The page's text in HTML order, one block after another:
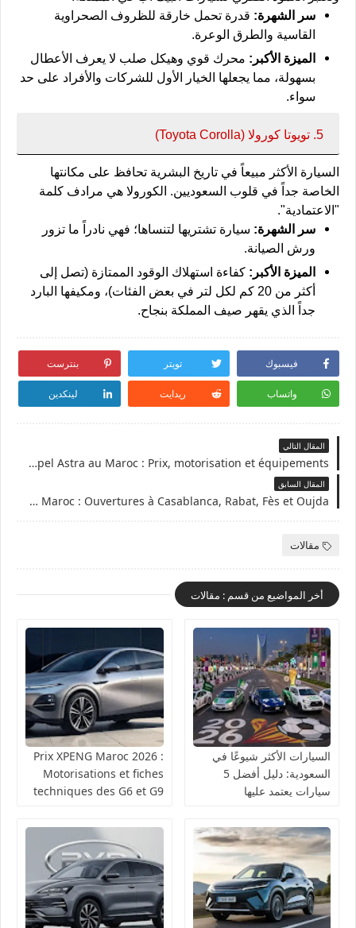
سر الشهرة: قدرة تحمل خارقة للظروف الصحراوية
القاسية والطرق الوعرة.
الميزة الأكبر: محرك قوي وهيكل صلب لا يعرف الأعطال
بسهولة، مما يجعلها الخيار الأول للشركات والأفراد على حد
سواء.
5. تويوتا كورولا (Toyota Corolla)
السيارة الأكثر مبيعاً في تاريخ البشرية تحافظ على مكانتها
الخاصة جداً في قلوب السعوديين. الكورولا هي مرادف كلمة
"الاعتمادية".
سر الشهرة: سيارة تشتريها لتنساها؛ فهي نادراً ما تزور
ورش الصيانة.
الميزة الأكبر: كفاءة استهلاك الوقود الممتازة (تصل إلى
أكثر من 20 كم لكل لتر في بعض الفئات)، ومكيفها البارد
جداً الذي يقهر صيف المملكة بنجاح.
فيسبوك تويتر بنترست
واتساب ريدايت لينكدين
المقال التالي
Nouvelle Opel Astra au Maroc : Prix, motorisation et équipements
المقال السابق
Auto Nejma étend le réseau BYD au Maroc : Ouvertures à Casablanca, Rabat, Fès et Oujda
مقالات
أخر المواضيع من قسم : مقالات
السيارات الأكثر شيوعًا في
السعودية: دليل أفضل 5
سيارات يعتمد عليها
Prix XPENG Maroc 2026 :
Motorisations et fiches
techniques des G6 et G9